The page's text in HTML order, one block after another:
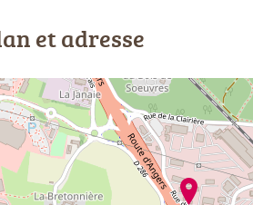
et adresse